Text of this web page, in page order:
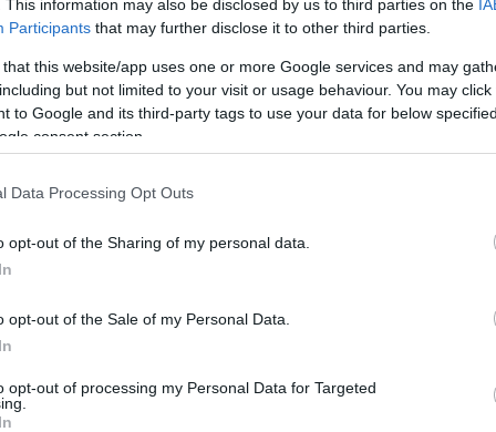
This information may also be disclosed by us to third parties on the
Participants that may further disclose it to other third parties.
that this website/app uses one or more Google services and may
but not limited to your visit or usage behaviour. You may
to Google and its third-party tags to use your data for below
consent section.
Data Processing Opt Outs
opt-out of the Sharing of my personal data.
opt-out of the Sale of my Personal Data.
opt-out of processing my Personal Data for Targeted
δηλώνουν ότι σε καμία περίπτωση τα όσα
με τον Πρωθυπουργό και αναμένεται να
καλλιέργειές τους.
αισθάνονται ότι τους
κατηγορίας, αφού το έργο και τη
τομέα καμία κυβέρνηση μέχρι
όπως θα έπρεπε.